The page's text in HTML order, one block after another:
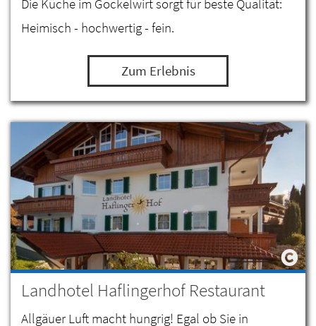
Heimisch - hochwertig - fein.
Zum Erlebnis
Landhotel Haflingerhof Restaurant
Allgäuer Luft macht hungrig! Egal ob Sie in